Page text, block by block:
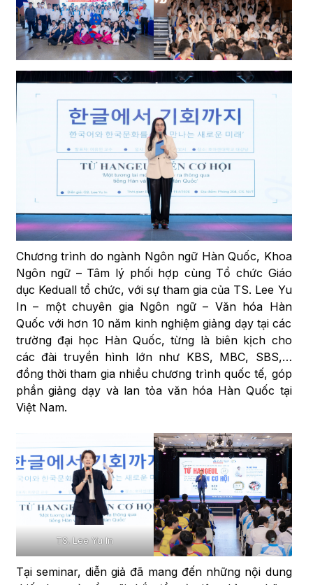
Chương trình do ngành Ngôn ngữ Hàn Quốc, Khoa
Ngôn ngữ – Tâm lý phối hợp cùng Tổ chức Giáo
dục Keduall tổ chức, với sự tham gia của TS. Lee Yu
In – một chuyên gia Ngôn ngữ – Văn hóa Hàn
Quốc với hơn 10 năm kinh nghiệm giảng dạy tại các
trường đại học Hàn Quốc, từng là biên kịch cho
các đài truyền hình lớn như KBS, MBC, SBS,…
đồng thời tham gia nhiều chương trình quốc tế, góp
phần giảng dạy và lan tỏa văn hóa Hàn Quốc tại
Việt Nam.
TS. Lee Yu In
Tại seminar, diễn giả đã mang đến những nội dung